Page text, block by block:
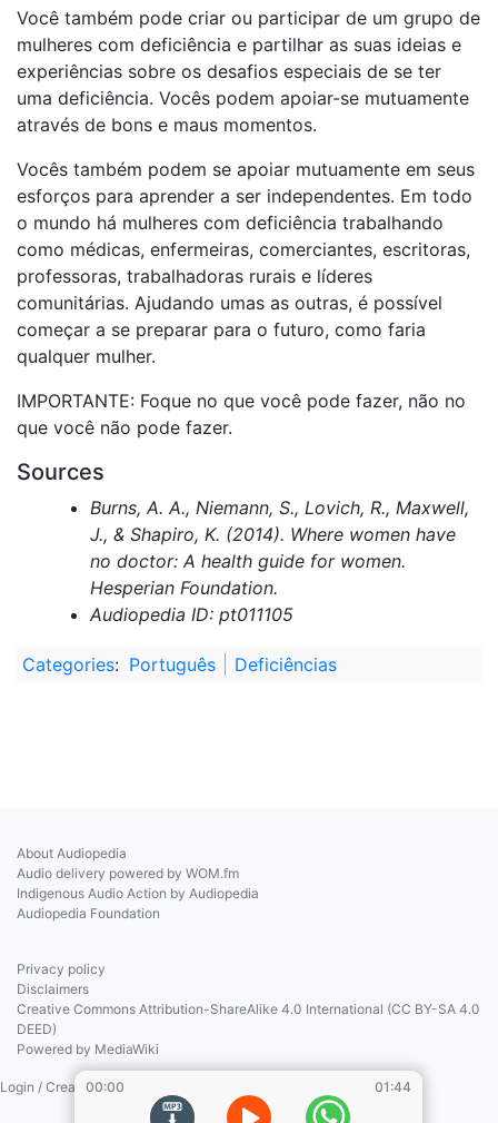
00:00 01:44
Você também pode criar ou participar de um grupo de
mulheres com deficiência e partilhar as suas ideias e
experiências sobre os desafios especiais de se ter
uma deficiência. Vocês podem apoiar-se mutuamente
através de bons e maus momentos.
Vocês também podem se apoiar mutuamente em seus
esforços para aprender a ser independentes. Em todo
o mundo há mulheres com deficiência trabalhando
como médicas, enfermeiras, comerciantes, escritoras,
professoras, trabalhadoras rurais e líderes
comunitárias. Ajudando umas as outras, é possível
começar a se preparar para o futuro, como faria
qualquer mulher.
IMPORTANTE: Foque no que você pode fazer, não no
que você não pode fazer.
Sources
Burns, A. A., Niemann, S., Lovich, R., Maxwell,
J., & Shapiro, K. (2014). Where women have
no doctor: A health guide for women.
Hesperian Foundation.
Audiopedia ID: pt011105
Categories: Português Deficiências
About Audiopedia
Audio delivery powered by WOM.fm
Indigenous Audio Action by Audiopedia
Audiopedia Foundation
Privacy policy
Disclaimers
Creative Commons Attribution-ShareAlike 4.0 International (CC BY-SA 4.0
DEED)
Powered by MediaWiki
Login / Create Account